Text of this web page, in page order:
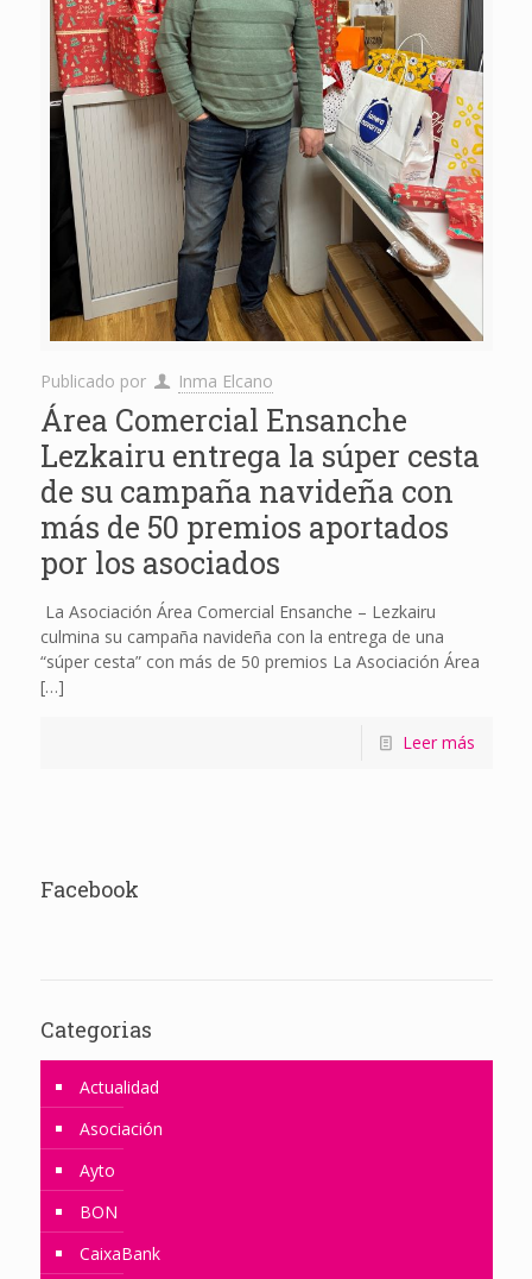
Publicado por Inma Elcano
Área Comercial Ensanche
Lezkairu entrega la súper cesta
de su campaña navideña con
más de 50 premios aportados
por los asociados
La Asociación Área Comercial Ensanche – Lezkairu
culmina su campaña navideña con la entrega de una
“súper cesta” con más de 50 premios La Asociación Área
[…]
Leer más
Facebook
Categorias
Actualidad
Asociación
Ayto
BON
CaixaBank